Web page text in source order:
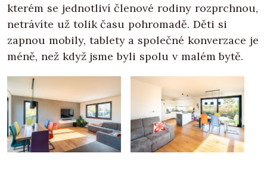
kterém se jednotliví členové rodiny rozprchnou,
netrávíte už tolik času pohromadě. Děti si
zapnou mobily, tablety a společné konverzace je
méně, než když jsme byli spolu v malém bytě.